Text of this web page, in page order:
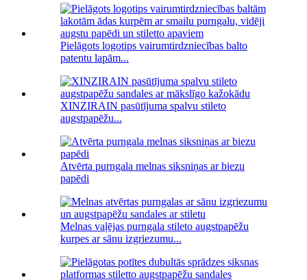
Pielāgots logotips vairumtirdzniecības balto
patentu lapām...
XINZIRAIN pasūtījuma spalvu stileto
augstpapēžu...
Atvērta purngala melnas siksniņas ar biezu
papēdi
Melnas vaļējas purngala stileto augstpapēžu
kurpes ar sānu izgriezumu...